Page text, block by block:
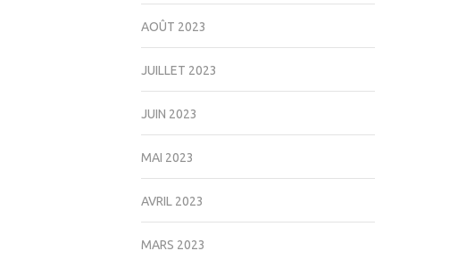
AOÛT 2023
JUILLET 2023
JUIN 2023
MAI 2023
AVRIL 2023
MARS 2023